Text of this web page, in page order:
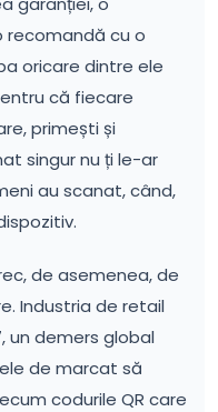
recomandă cu o
oricare dintre ele
că fiecare
primești și
singur nu ți le-ar
au scanat, când,
de asemenea, de
Industria de retail
un demers global
de marcat să
codurile QR care